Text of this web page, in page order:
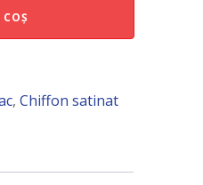
,Chiffon satinat